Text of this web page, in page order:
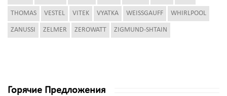
THOMAS VESTEL VITEK VYATKA WEISSGAUFF WHIRLPOOL
ZANUSSI ZELMER ZEROWATT ZIGMUND-SHTAIN
Горячие Предложения